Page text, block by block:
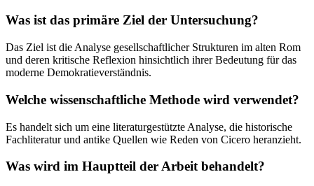
Was ist das primäre Ziel der Untersuchung?
Das Ziel ist die Analyse gesellschaftlicher Strukturen im alten Rom
und deren kritische Reflexion hinsichtlich ihrer Bedeutung für das
moderne Demokratieverständnis.
Welche wissenschaftliche Methode wird verwendet?
Es handelt sich um eine literaturgestützte Analyse, die historische
Fachliteratur und antike Quellen wie Reden von Cicero heranzieht.
Was wird im Hauptteil der Arbeit behandelt?